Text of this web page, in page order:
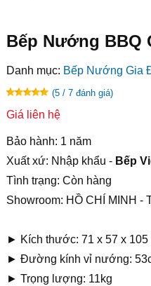
Bếp Nướng BBQ
Danh mục: Bếp Nướng Gia
(5 / 7 đánh giá)
Giá liên hệ
Bảo hành: 1 năm
Xuất xứ: Nhập khẩu -Bếp
Tình trạng: Còn hàng
Showroom: HỒ CHÍ MINH -
► Kích thước: 71 x 57 x 105
► Đường kính vỉ nướng:
► Trọng lượng: 11kg